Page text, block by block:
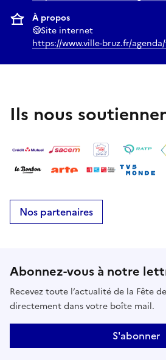
À propos
Site internet
https://www.ville-bruz.fr/
Ils nous
Nos partenaires
Abonnez-vous à notre
Recevez toute l’actualité de la Fête
directement dans votre boîte mail.
S'abonner